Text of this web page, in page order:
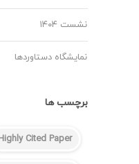
نشست ۱۴۰۴
نمایشگاه دستاوردها
برچسب ها
Cited Paper